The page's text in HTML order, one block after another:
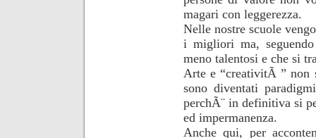
magari con leggerezza.
Nelle nostre scuole
i migliori ma,
meno talentosi e che si
Arte e “creativitÃ ” non
sono diventati
perchÃ¨ in definitiva si
ed impermanenza.
Anche qui, per